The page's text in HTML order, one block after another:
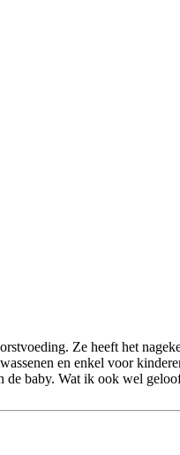
Ze heeft het
en enkel voor
de baby. Wat ik ook wel